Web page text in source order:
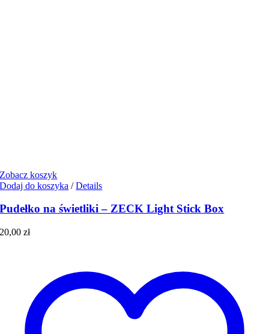
Zobacz koszyk
Dodaj do koszyka / Details
Pudełko na świetliki – ZECK Light Stick Box
20,00zł